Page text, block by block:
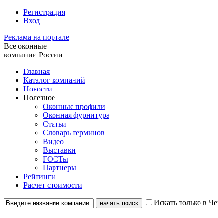
Регистрация
Вход
Реклама на портале
Все оконные
компании России
Главная
Каталог компаний
Новости
Полезное
Оконные профили
Оконная фурнитура
Статьи
Словарь терминов
Видео
Выставки
ГОСТы
Партнеры
Рейтинги
Расчет стоимости
Искать только в